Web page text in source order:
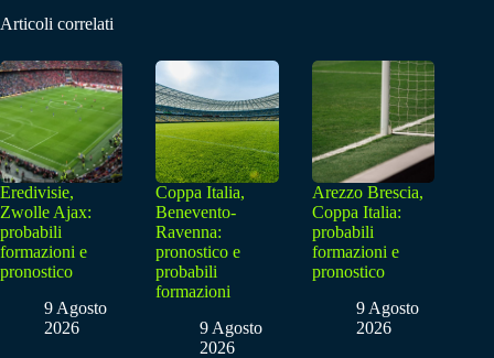
Articoli correlati
Eredivisie,
Zwolle Ajax:
probabili
formazioni e
pronostico
9 Agosto
2026
Coppa Italia,
Benevento-
Ravenna:
pronostico e
probabili
formazioni
9 Agosto
2026
Arezzo Brescia,
Coppa Italia:
probabili
formazioni e
pronostico
9 Agosto
2026